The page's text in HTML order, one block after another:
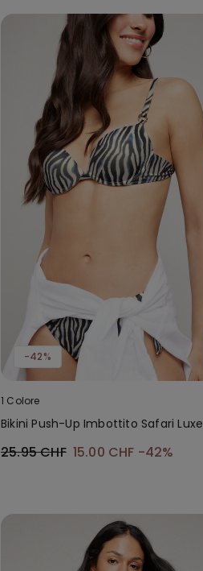
-42%
1 Colore
Bikini Push-Up Imbottito Safari Luxe
25.95 CHF 15.00 CHF -42%